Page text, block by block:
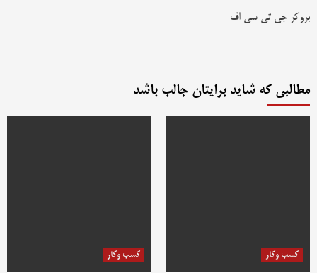
بروکر جی تی سی اف
مطالبی که شاید برایتان جالب باشد
کسب وکار کسب وکار